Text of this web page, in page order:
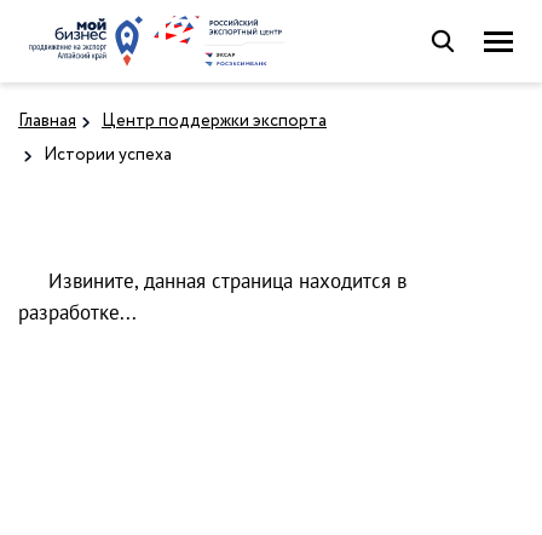
Главная
Центр поддержки экспорта
Истории успеха
Извините, данная страница находится в
разработке...